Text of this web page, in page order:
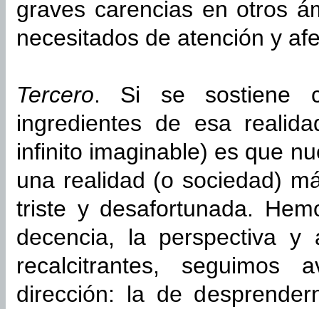
graves carencias en otros
necesitados de atención y
Tercero. Si se sostiene
ingredientes de esa
infinito imaginable) es que
una realidad (o sociedad)
triste y desafortunada.
decencia, la perspectiva y
recalcitrantes, seguimos
dirección: la de